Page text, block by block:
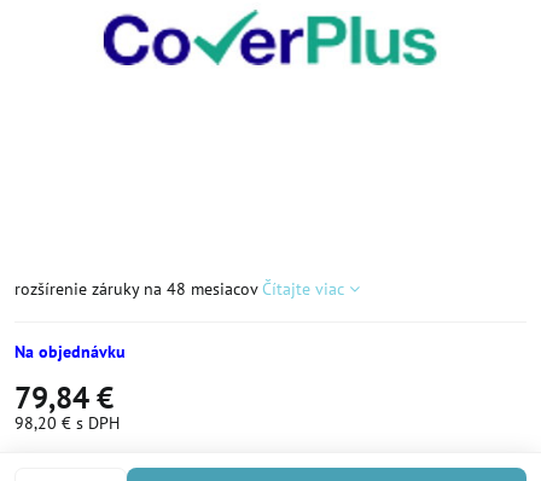
rozšírenie záruky na 48 mesiacovČítajte viac
Na objednávku
79,84 €
98,20 € s DPH